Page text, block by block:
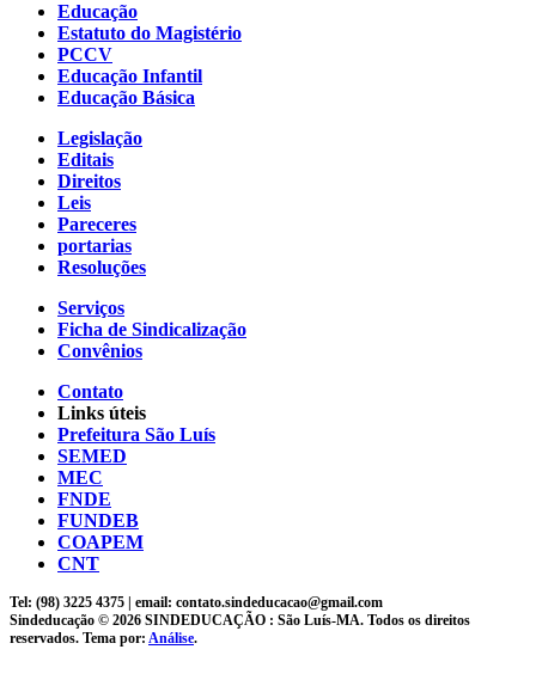
Educação
Estatuto do Magistério
PCCV
Educação Infantil
Educação Básica
Legislação
Editais
Direitos
Leis
Pareceres
portarias
Resoluções
Serviços
Ficha de Sindicalização
Convênios
Contato
Links úteis
Prefeitura São Luís
SEMED
MEC
FNDE
FUNDEB
COAPEM
CNT
Tel: (98) 3225 4375 | email: contato.sindeducacao@gmail.com
Sindeducação © 2026 SINDEDUCAÇÃO : São Luís-MA. Todos os direitos
reservados. Tema por: Análise.